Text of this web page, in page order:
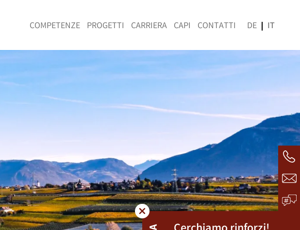
COMPETENZE PROGETTI CARRIERA CAPI CONTATTI DE IT